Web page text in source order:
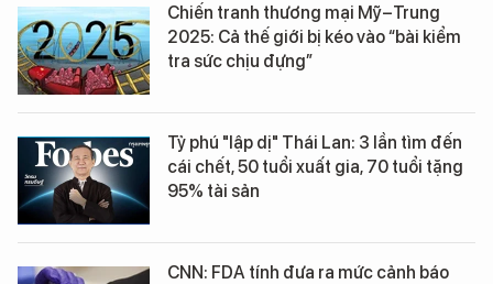
Chiến tranh thương mại Mỹ–Trung
2025: Cả thế giới bị kéo vào “bài kiểm
tra sức chịu đựng”
Tỷ phú "lập dị" Thái Lan: 3 lần tìm đến
cái chết, 50 tuổi xuất gia, 70 tuổi tặng
95% tài sản
CNN: FDA tính đưa ra mức cảnh báo